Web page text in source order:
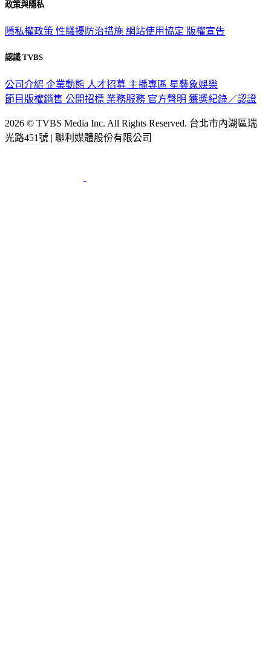
政策與隱私
隱私權政策 性騷擾防治措施 網站使用協定 版權宣告
認識 TVBS
公司介紹 企業動態 人才招募 主播專區 星藝象娛樂
節目版權銷售 公開招標 業務服務 官方聲明 獲獎紀錄／認證
2026 © TVBS Media Inc. All Rights Reserved. 台北市內湖區瑞
光路451號 | 聯利媒體股份有限公司